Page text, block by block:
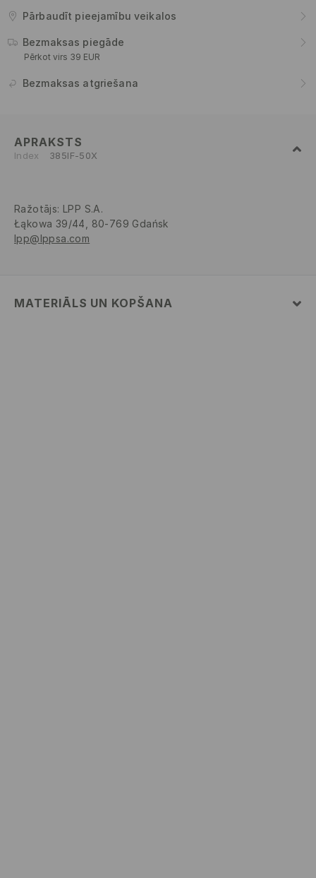
Pārbaudīt pieejamību veikalos
Bezmaksas piegāde
Pērkot virs 39 EUR
Bezmaksas atgriešana
APRAKSTS
Index 385IF-50X
Ražotājs: LPP S.A.
Łąkowa 39/44, 80-769 Gdańsk
lpp@lppsa.com
MATERIĀLS UN KOPŠANA